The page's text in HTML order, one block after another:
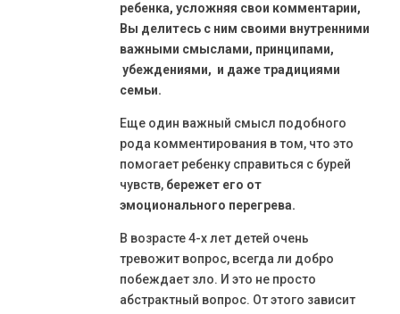
ребенка, усложняя свои комментарии,
Вы делитесь с ним своими внутренними
важными смыслами, принципами,
убеждениями, и даже традициями
семьи.
Еще один важный смысл подобного
рода комментирования в том, что это
помогает ребенку справиться с бурей
чувств, бережет его от
эмоционального перегрева.
В возрасте 4-х лет детей очень
тревожит вопрос, всегда ли добро
побеждает зло. И это не просто
абстрактный вопрос. От этого зависит